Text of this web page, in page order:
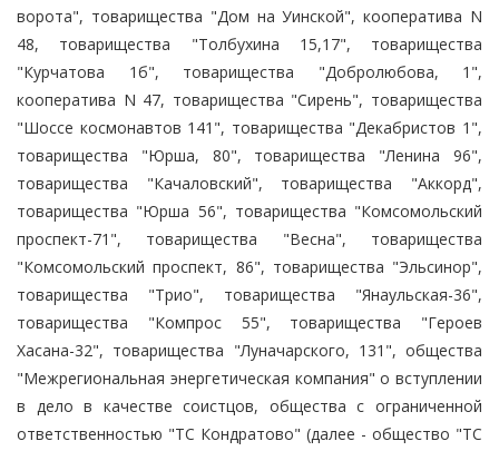
ворота", товарищества "Дом на Уинской", кооператива N
48, товарищества "Толбухина 15,17", товарищества
"Курчатова 1б", товарищества "Добролюбова, 1",
кооператива N 47, товарищества "Сирень", товарищества
"Шоссе космонавтов 141", товарищества "Декабристов 1",
товарищества "Юрша, 80", товарищества "Ленина 96",
товарищества "Качаловский", товарищества "Аккорд",
товарищества "Юрша 56", товарищества "Комсомольский
проспект-71", товарищества "Весна", товарищества
"Комсомольский проспект, 86", товарищества "Эльсинор",
товарищества "Трио", товарищества "Янаульская-36",
товарищества "Компрос 55", товарищества "Героев
Хасана-32", товарищества "Луначарского, 131", общества
"Межрегиональная энергетическая компания" о вступлении
в дело в качестве соистцов, общества с ограниченной
ответственностью "ТС Кондратово" (далее - общество "ТС